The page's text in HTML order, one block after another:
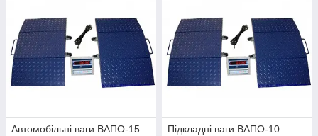
Автомобільні ваги ВАПО-15
Підкладні ваги ВАПО-10